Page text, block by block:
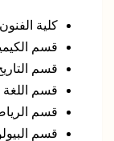
كلية
قسم
قسم
قسم اللغة
قسم
قسم